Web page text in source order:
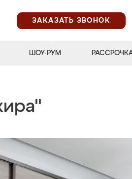
ЗАКАЗАТЬ ЗВОНОК
ШОУ-РУМ